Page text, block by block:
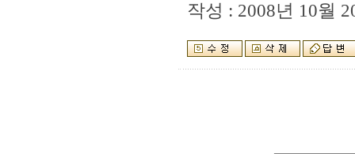
작성 : 2008년 10월